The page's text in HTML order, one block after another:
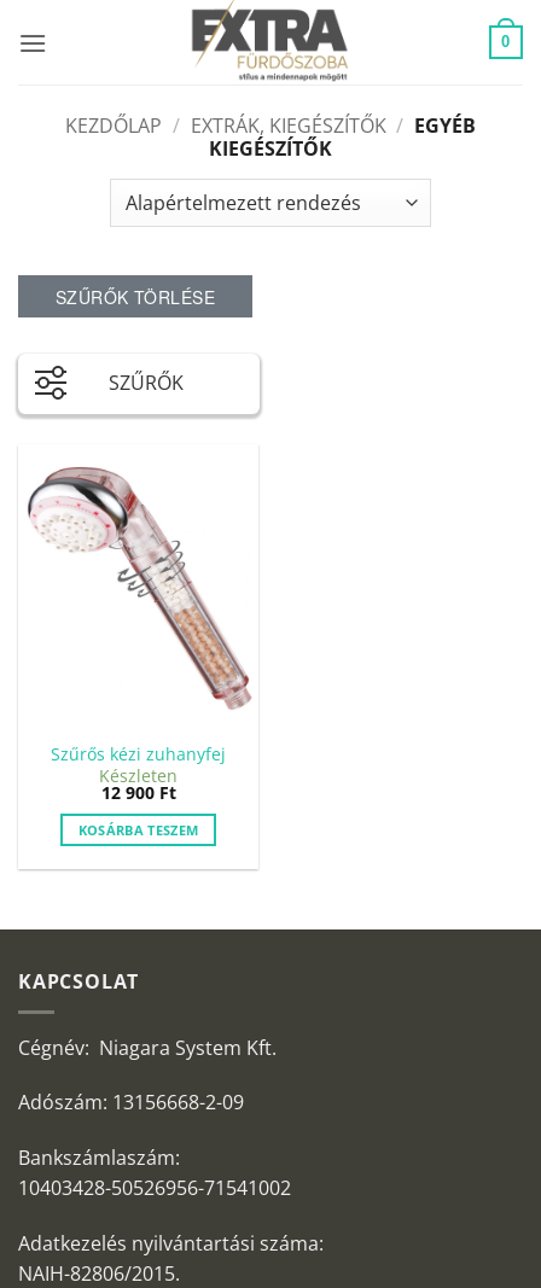
0
KEZDŐLAP / EXTRÁK, KIEGÉSZÍTŐK / EGYÉB
KIEGÉSZÍTŐK
SZŰRŐK TÖRLÉSE
SZŰRŐK
Szűrős kézi zuhanyfej
Készleten
12 900 Ft
KOSÁRBA TESZEM
KAPCSOLAT
Cégnév: Niagara System Kft.
Adószám: 13156668-2-09
Bankszámlaszám:
10403428-50526956-71541002
Adatkezelés nyilvántartási száma:
NAIH-82806/2015.